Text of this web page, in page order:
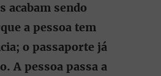
acabam sendo
a pessoa tem
o passaporte já
A pessoa passa a